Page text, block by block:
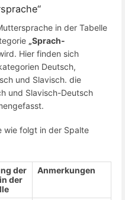
in der Tabelle
„Sprach-
Hier finden sich
Deutsch,
und Slavisch. die
und Slavisch-Deutsch
wie folgt in der Spalte
der
der
Anmerkungen